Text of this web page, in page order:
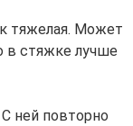
тяжелая. Может
в стяжке лучше
ней повторно